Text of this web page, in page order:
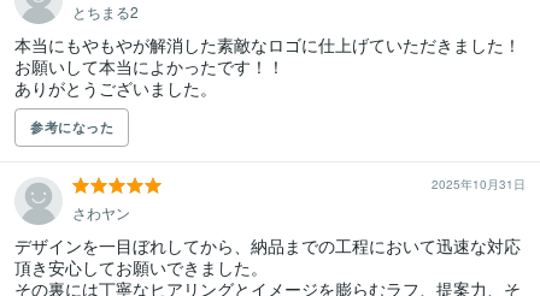
とちまる2
本当にもやもやが解消した素敵なロゴに仕上げていただきました！
お願いして本当によかったです！！
ありがとうございました。
参考になった
2025年10月31日
さわヤン
デザインを一目ぼれしてから、納品までの工程において迅速な対応
頂き安心してお願いできました。
その裏には丁寧なヒアリングとイメージを膨らむラフ、提案力、そ